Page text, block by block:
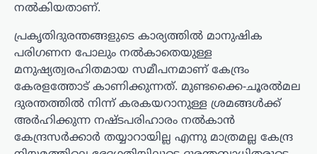
നല്‍കിയതാണ്.
പ്രകൃതിദുരന്തങ്ങളുടെ കാര്യത്തില്‍ മാനുഷിക
പരിഗണന പോലും നല്‍കാതെയുള്ള
മനുഷ്യത്വരഹിതമായ സമീപനമാണ് കേന്ദ്രം
കേരളത്തോട് കാണിക്കുന്നത്. മുണ്ടക്കൈ-ചൂരല്‍മല
ദുരന്തത്തില്‍ നിന്ന് കരകയറാനുള്ള ശ്രമങ്ങള്‍ക്ക്
അര്‍ഹിക്കുന്ന നഷ്ടപരിഹാരം നല്‍കാന്‍
കേന്ദ്രസര്‍ക്കാര്‍ തയ്യാറായില്ല എന്നു മാത്രമല്ല കേന്ദ്ര